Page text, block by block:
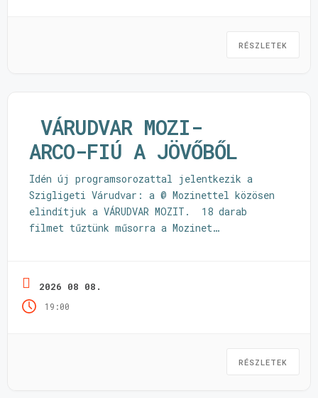
RÉSZLETEK
VÁRUDVAR MOZI-
ARCO-FIÚ A JÖVŐBŐL
Idén új programsorozattal jelentkezik a
Szigligeti Várudvar: a @ Mozinettel közösen
elindítjuk a VÁRUDVAR MOZIT. 18 darab
filmet tűztünk műsorra a Mozinet
dokumentumfilmeket, játékfilmeket és
animációkat is. Arco- fiú a jövőből
2026 08 08.
19:00
RÉSZLETEK